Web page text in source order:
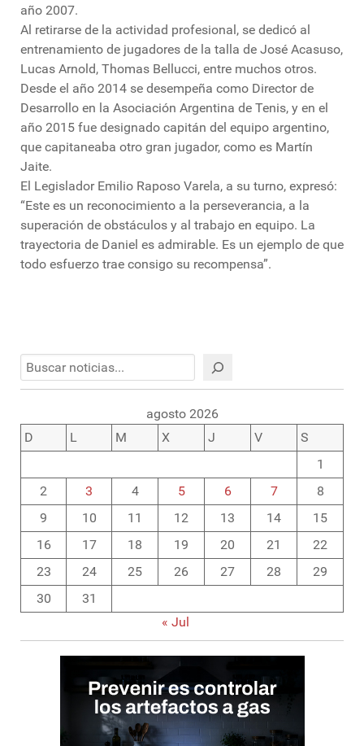
año 2007.
Al retirarse de la actividad profesional, se dedicó al
entrenamiento de jugadores de la talla de José Acasuso,
Lucas Arnold, Thomas Bellucci, entre muchos otros.
Desde el año 2014 se desempeña como Director de
Desarrollo en la Asociación Argentina de Tenis, y en el
año 2015 fue designado capitán del equipo argentino,
que capitaneaba otro gran jugador, como es Martín
Jaite.
El Legislador Emilio Raposo Varela, a su turno, expresó:
“Este es un reconocimiento a la perseverancia, a la
superación de obstáculos y al trabajo en equipo. La
trayectoria de Daniel es admirable. Es un ejemplo de que
todo esfuerzo trae consigo su recompensa”.
Buscar
agosto 2026
D
L M X J V
S
1
2
3 4 5 6 7
8
9
10 11 12 13 14
15
16
17 18 19 20 21
22
23
24 25 26 27 28
29
30
31
« Jul